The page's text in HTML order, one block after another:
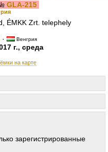
GLA-215
ÉMKK Zrt. telephely
· Венгрия
г., среда
на карте
зарегистрированные